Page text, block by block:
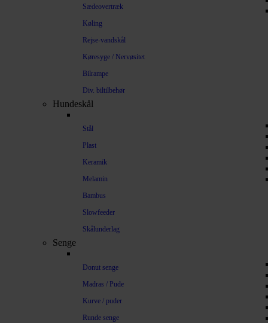
Sædeovertræk
Køling
Rejse-vandskål
Køresyge / Nervøsitet
Bilrampe
Div. biltilbehør
Hundeskål
Stål
Plast
Keramik
Melamin
Bambus
Slowfeeder
Skålunderlag
Senge
Donut senge
Madras / Pude
Kurve / puder
Runde senge